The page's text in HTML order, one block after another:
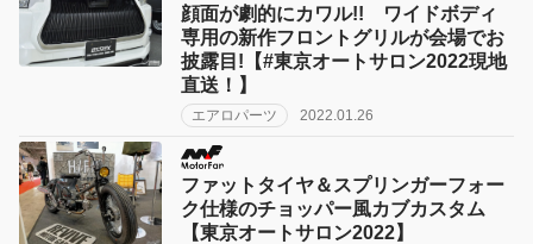
顔面が劇的にカワル!! ワイドボディ
専用の新作フロントグリルが会場でお
披露目!【#東京オートサロン2022現地
直送！】
エアロパーツ 2022.01.26
ファットタイヤ＆スプリンガーフォー
ク仕様のチョッパー風カブカスタム
【東京オートサロン2022】